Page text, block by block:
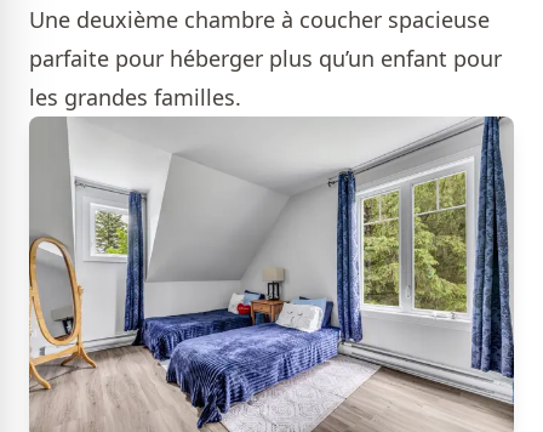
Une deuxième chambre à coucher spacieuse
parfaite pour héberger plus qu’un enfant pour
les grandes familles.